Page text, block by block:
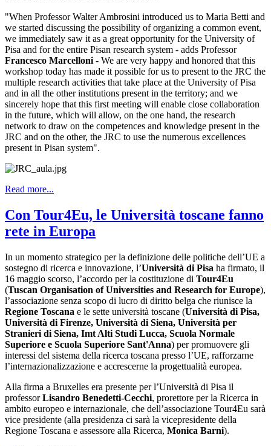
"When Professor Walter Ambrosini introduced us to Maria Betti and
we started discussing the possibility of organizing a common event,
we immediately saw it as a great opportunity for the University of
Pisa and for the entire Pisan research system - adds Professor
Francesco Marcelloni - We are very happy and honored that this
workshop today has made it possible for us to present to the JRC the
multiple research activities that take place at the University of Pisa
and in all the other institutions present in the territory; and we
sincerely hope that this first meeting will enable close collaboration
in the future, which will allow, on the one hand, the research
network to draw on the competences and knowledge present in the
JRC and on the other, the JRC to use the numerous excellences
present in Pisan system".
Read more...
Con Tour4Eu, le Università toscane fanno
rete in Europa
In un momento strategico per la definizione delle politiche dell’UE a
sostegno di ricerca e innovazione, l’Università di Pisa ha firmato, il
16 maggio scorso, l’accordo per la costituzione di Tour4Eu
(Tuscan Organisation of Universities and Research for Europe),
l’associazione senza scopo di lucro di diritto belga che riunisce la
Regione Toscana e le sette università toscane (Università di Pisa,
Università di Firenze, Università di Siena, Università per
Stranieri di Siena, Imt Alti Studi Lucca, Scuola Normale
Superiore e Scuola Superiore Sant'Anna) per promuovere gli
interessi del sistema della ricerca toscana presso l’UE, rafforzarne
l’internazionalizzazione e accrescerne la progettualità europea.
Alla firma a Bruxelles era presente per l’Università di Pisa il
professorLisandro Benedetti-Cecchi, prorettore per la Ricerca in
ambito europeo e internazionale, che dell’associazione Tour4Eu sarà
vice presidente (alla presidenza ci sarà la vicepresidente della
Regione Toscana e assessore alla Ricerca, Monica Barni).